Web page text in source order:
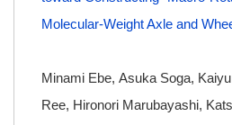
Molecular-Weight Axle and
Minami Ebe, Asuka Soga,
Ree, Hironori Marubayashi,